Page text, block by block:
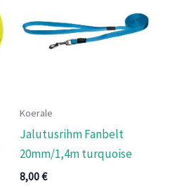
Koerale
Jalutusrihm Fanbelt
20mm/1,4m turquoise
8,00€